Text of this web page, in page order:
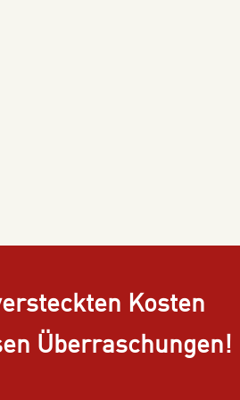
Kosten
Überraschungen!